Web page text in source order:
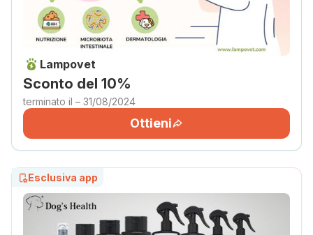
Lampovet
Sconto del 10%
terminato il – 31/08/2024
Ottieni
Esclusiva app